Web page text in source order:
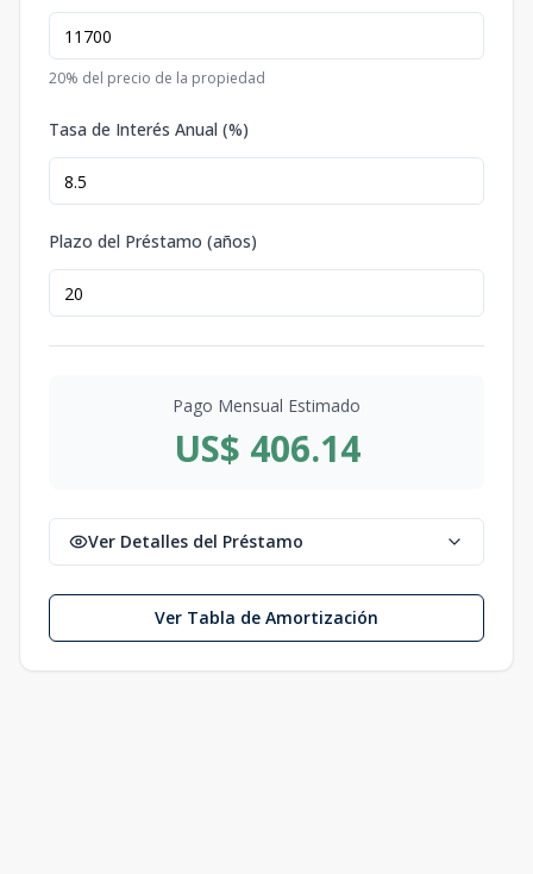
20% del precio de la propiedad
Tasa de Interés Anual (%)
Plazo del Préstamo (años)
Pago Mensual Estimado
US$ 406.14
Ver Detalles del Préstamo
Ver Tabla de Amortización